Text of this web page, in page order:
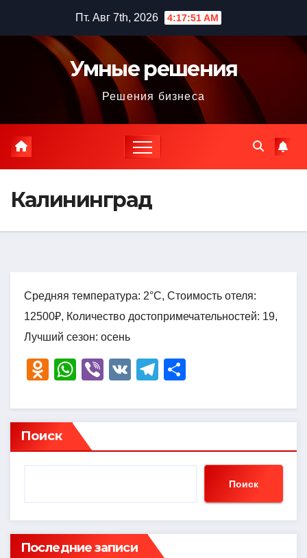
содержимому
Пт. Авг 7th, 2026 4:17:52 AM
Умные решения
Решения бизнеса
Калининград
Средняя температура: 2°C, Стоимость отеля:
12500₽, Количество достопримечательностей: 19,
Лучший сезон: осень
O
n
o
kl
ni
ki
W
at
s
A
Vi
er
V
T
e
a
р
в
ть
Поиск
Поиск
Последние записи